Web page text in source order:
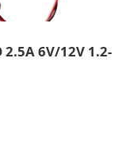
2.5A 6V/12V 1.2-